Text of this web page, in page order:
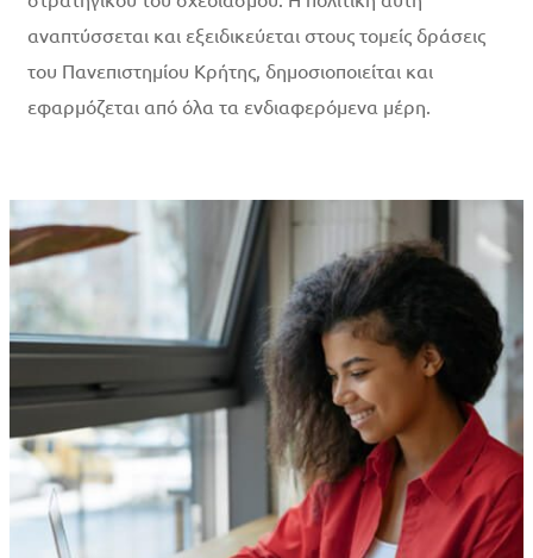
αναπτύσσεται και εξειδικεύεται στους τομείς δράσεις
του Πανεπιστημίου Κρήτης, δημοσιοποιείται και
εφαρμόζεται από όλα τα ενδιαφερόμενα μέρη.